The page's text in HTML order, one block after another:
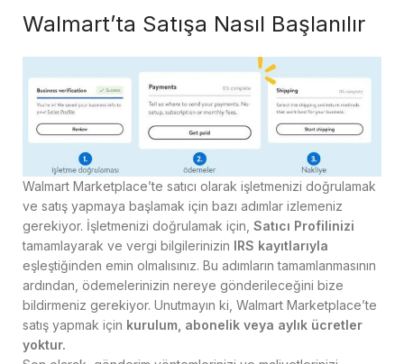
Walmart’ta Satışa Nasıl Başlanılır
Walmart Marketplace’te satıcı olarak işletmenizi doğrulamak
ve satış yapmaya başlamak için bazı adımlar izlemeniz
gerekiyor. İşletmenizi doğrulamak için, Satıcı Profilinizi
tamamlayarak ve vergi bilgilerinizin IRS kayıtlarıyla
eşleştiğinden emin olmalısınız. Bu adımların tamamlanmasının
ardından, ödemelerinizin nereye gönderileceğini bize
bildirmeniz gerekiyor. Unutmayın ki, Walmart Marketplace’te
satış yapmak için kurulum, abonelik veya aylık ücretler
yoktur.